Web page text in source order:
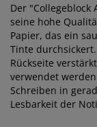
Der
seine hohe
Papier, das ein
Tinte
Rückseite
verwendet
Schreiben in
Lesbarkeit der